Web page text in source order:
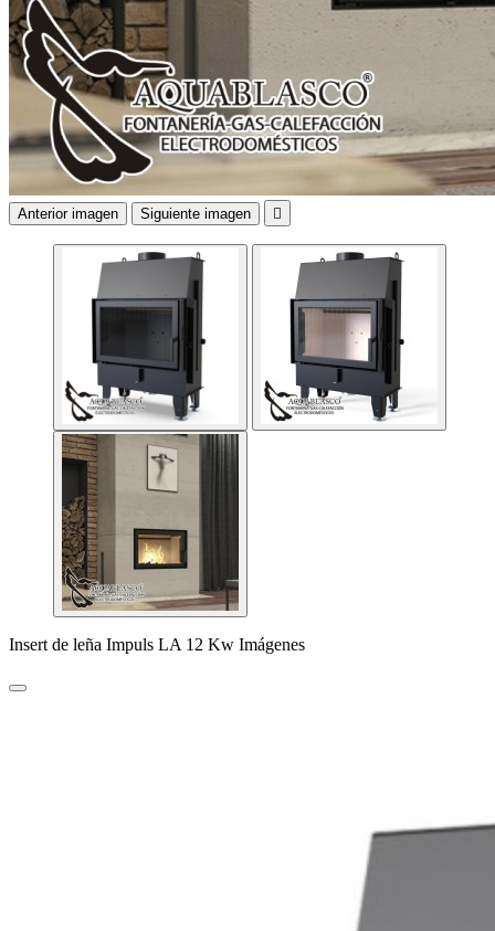
Anterior imagen Siguiente imagen 
Insert de leña Impuls LA 12 Kw Imágenes